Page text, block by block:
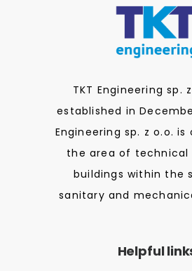
TKT Engineering sp.
established in
Engineering sp. z o.o.
the area of
buildings within the
sanitary and
Helpful